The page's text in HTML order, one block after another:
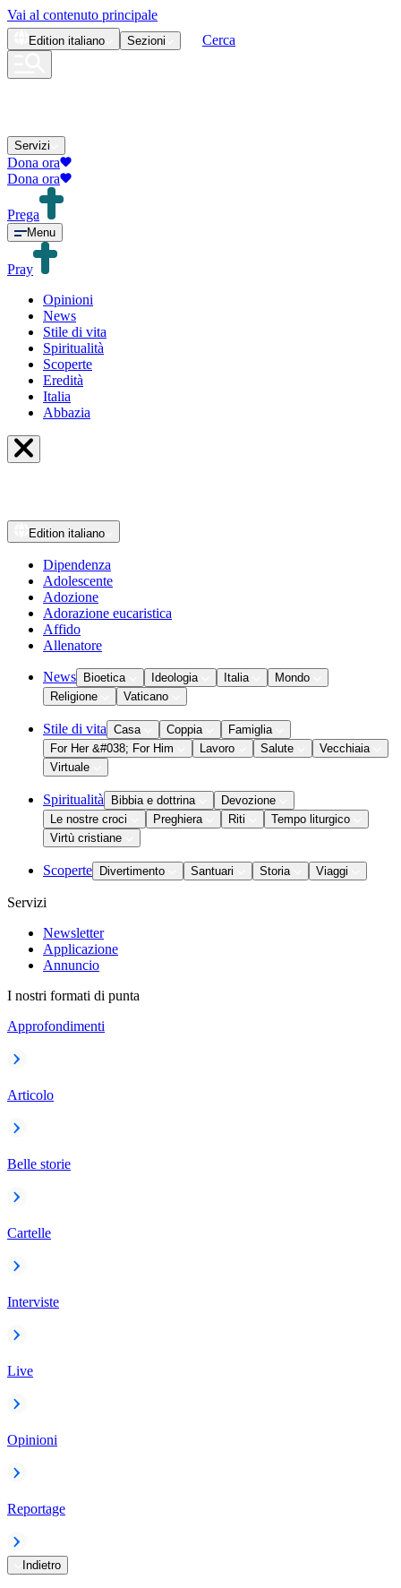
Vai al contenuto principale
Edition italiano Sezioni Cerca
Servizi
Dona ora
Dona ora
Prega
Menu
Pray
Opinioni
News
Stile di vita
Spiritualità
Scoperte
Eredità
Italia
Abbazia
Edition italiano
Dipendenza
Adolescente
Adozione
Adorazione eucaristica
Affido
Allenatore
News Bioetica Ideologia Italia
Mondo
Religione
Vaticano
Stile di vita Casa Coppia
Famiglia
For Her &#038; For Him
Lavoro Salute
Vecchiaia
Virtuale
Spiritualità Bibbia e dottrina
Devozione
Le nostre croci
Preghiera Riti
Tempo liturgico
Virtù cristiane
Scoperte Divertimento Santuari Storia Viaggi
Servizi
Newsletter
Applicazione
Annuncio
I nostri formati di punta
Approfondimenti
Articolo
Belle storie
Cartelle
Interviste
Live
Opinioni
Reportage
Indietro